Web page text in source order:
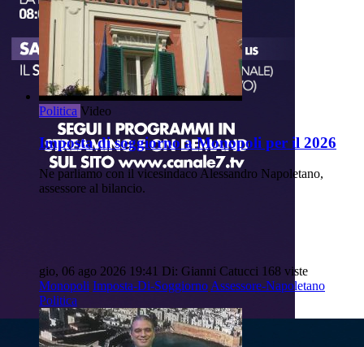
Politica Video
Imposta di soggiorno a Monopoli per il 2026
Ne parliamo con il vicesindaco Alessandro Napoletano,
assessore al bilancio.
gio, 06 ago 2026 19:41 Di: Gianni Catucci 168 viste
Monopoli Imposta-Di-SoggiornoAssessore-Napoletano
Politica